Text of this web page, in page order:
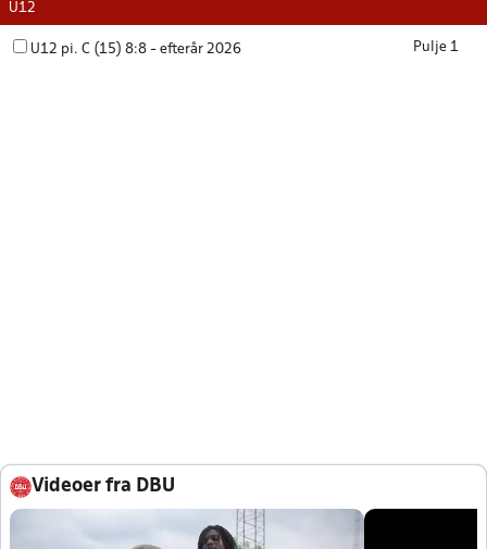
U12
U12 pi. C (15) 8:8 - efterår 2026 Pulje 1
Videoer fra DBU